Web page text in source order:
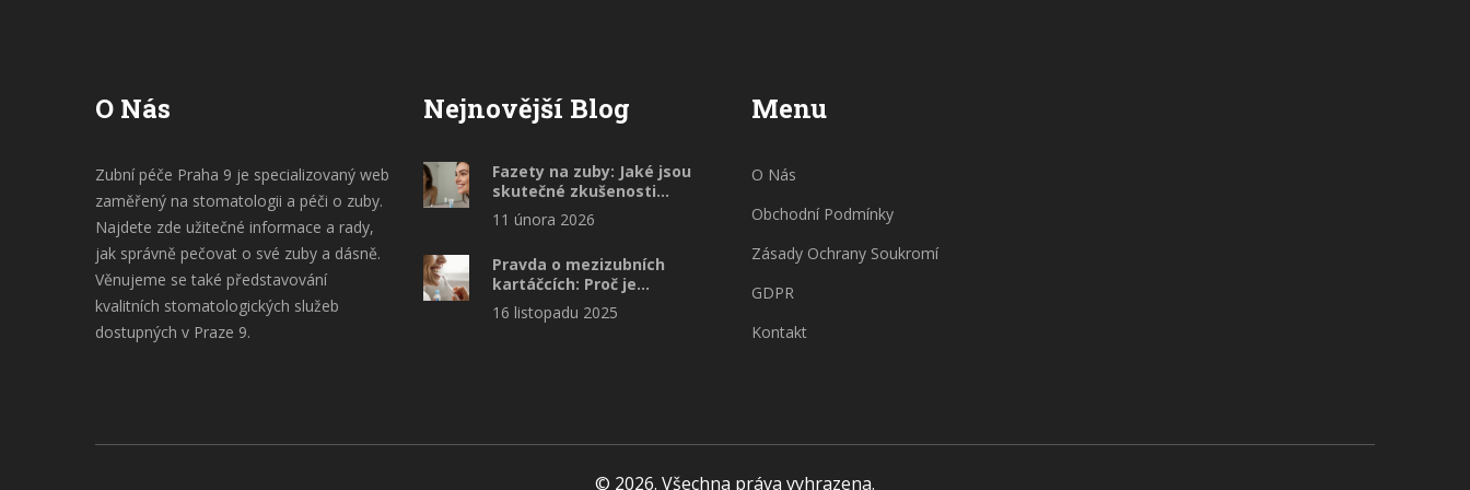
O Nás
Zubní péče Praha 9 je specializovaný web
zaměřený na stomatologii a péči o zuby.
Najdete zde užitečné informace a rady,
jak správně pečovat o své zuby a dásně.
Věnujeme se také představování
kvalitních stomatologických služeb
dostupných v Praze 9.
Nejnovější Blog
Fazety na zuby: Jaké jsou
skutečné zkušenosti
pacientů?
11 února 2026
Pravda o mezizubních
kartáčcích: Proč je
potřebujete a jak je
používat správně
16 listopadu 2025
Menu
O Nás
Obchodní Podmínky
Zásady Ochrany Soukromí
GDPR
Kontakt
© 2026. Všechna práva vyhrazena.